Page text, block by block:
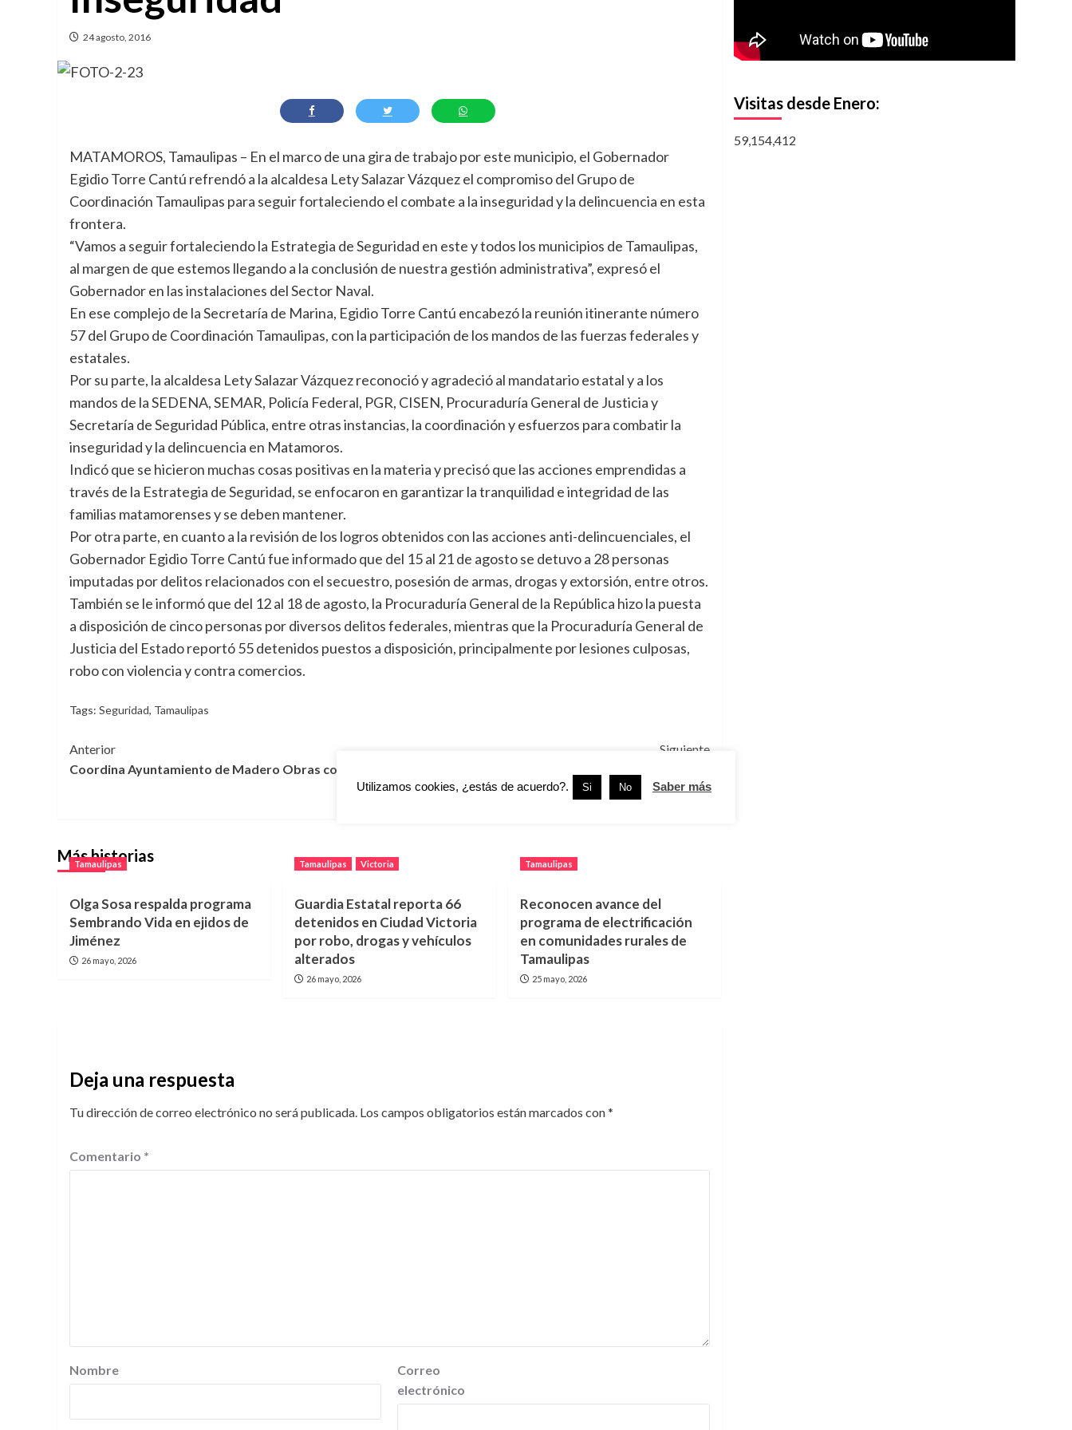
24 agosto, 2016
MATAMOROS, Tamaulipas – En el marco de una gira de trabajo por este municipio, el Gobernador
Egidio Torre Cantú refrendó a la alcaldesa Lety Salazar Vázquez el compromiso del Grupo de
Coordinación Tamaulipas para seguir fortaleciendo el combate a la inseguridad y la delincuencia en esta
frontera.
“Vamos a seguir fortaleciendo la Estrategia de Seguridad en este y todos los municipios de Tamaulipas,
al margen de que estemos llegando a la conclusión de nuestra gestión administrativa”, expresó el
Gobernador en las instalaciones del Sector Naval.
En ese complejo de la Secretaría de Marina, Egidio Torre Cantú encabezó la reunión itinerante número
57 del Grupo de Coordinación Tamaulipas, con la participación de los mandos de las fuerzas federales y
estatales.
Por su parte, la alcaldesa Lety Salazar Vázquez reconoció y agradeció al mandatario estatal y a los
mandos de la SEDENA, SEMAR, Policía Federal, PGR, CISEN, Procuraduría General de Justicia y
Secretaría de Seguridad Pública, entre otras instancias, la coordinación y esfuerzos para combatir la
inseguridad y la delincuencia en Matamoros.
Indicó que se hicieron muchas cosas positivas en la materia y precisó que las acciones emprendidas a
través de la Estrategia de Seguridad, se enfocaron en garantizar la tranquilidad e integridad de las
familias matamorenses y se deben mantener.
Por otra parte, en cuanto a la revisión de los logros obtenidos con las acciones anti-delincuenciales, el
Gobernador Egidio Torre Cantú fue informado que del 15 al 21 de agosto se detuvo a 28 personas
imputadas por delitos relacionados con el secuestro, posesión de armas, drogas y extorsión, entre otros.
También se le informó que del 12 al 18 de agosto, la Procuraduría General de la República hizo la puesta
a disposición de cinco personas por diversos delitos federales, mientras que la Procuraduría General de
Justicia del Estado reportó 55 detenidos puestos a disposición, principalmente por lesiones culposas,
robo con violencia y contra comercios.
Tags: Seguridad, Tamaulipas
Navegación
de
Anterior
Coordina Ayuntamiento de Madero Obras con Pemex
Siguiente
Roo
Más historias
Tamaulipas
Olga Sosa respalda programa
Sembrando Vida en ejidos de
Jiménez
26 mayo, 2026
Tamaulipas Victoria
Guardia Estatal reporta 66
detenidos en Ciudad Victoria
por robo, drogas y vehículos
alterados
26 mayo, 2026
Tamaulipas
Reconocen avance del
programa de electrificación
en comunidades rurales de
Tamaulipas
25 mayo, 2026
Deja una respuesta
Tu dirección de correo electrónico no será publicada. Los campos obligatorios están marcados con*
Comentario *
Nombre
Correo
electrónico
Visitas desde Enero:
59,154,412
Utilizamos cookies, ¿estás de acuerdo?. Si No Saber más